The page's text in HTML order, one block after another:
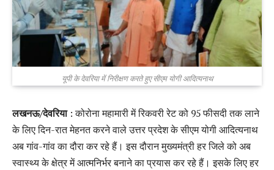
यूपी के देवरिया में निरीक्षण करते हुए सीएम योगी आदित्यनाथ
लखनऊ/देवरिया: कोरोना महामारी में रिकवरी रेट को 95 फीसदी तक लाने
के लिए दिन-रात मेहनत करने वाले उत्तर प्रदेश के सीएम योगी आदित्यनाथ
अब गांव-गांव का दौरा कर रहे हैं। इस दौरान मुख्यमंत्री हर जिले को अब
स्वास्थ्य के क्षेत्र में आत्मनिर्भर बनाने का प्रयास कर रहे हैं। इसके लिए हर